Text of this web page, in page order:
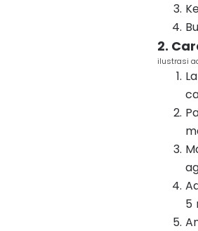
2.
ilustrasi
5